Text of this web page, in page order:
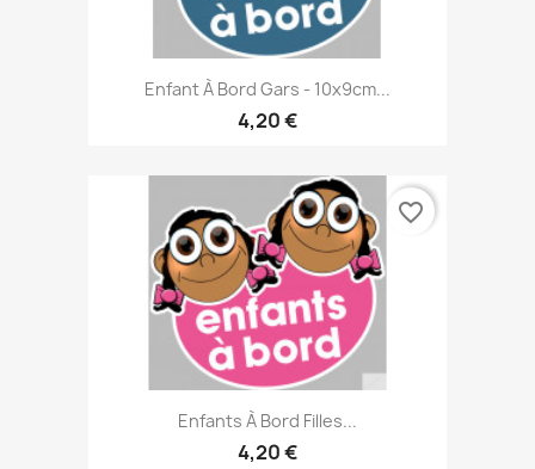
Enfant À Bord Gars - 10x9cm...
4,20 €
Enfants À Bord Filles...
4,20 €
favorite_border